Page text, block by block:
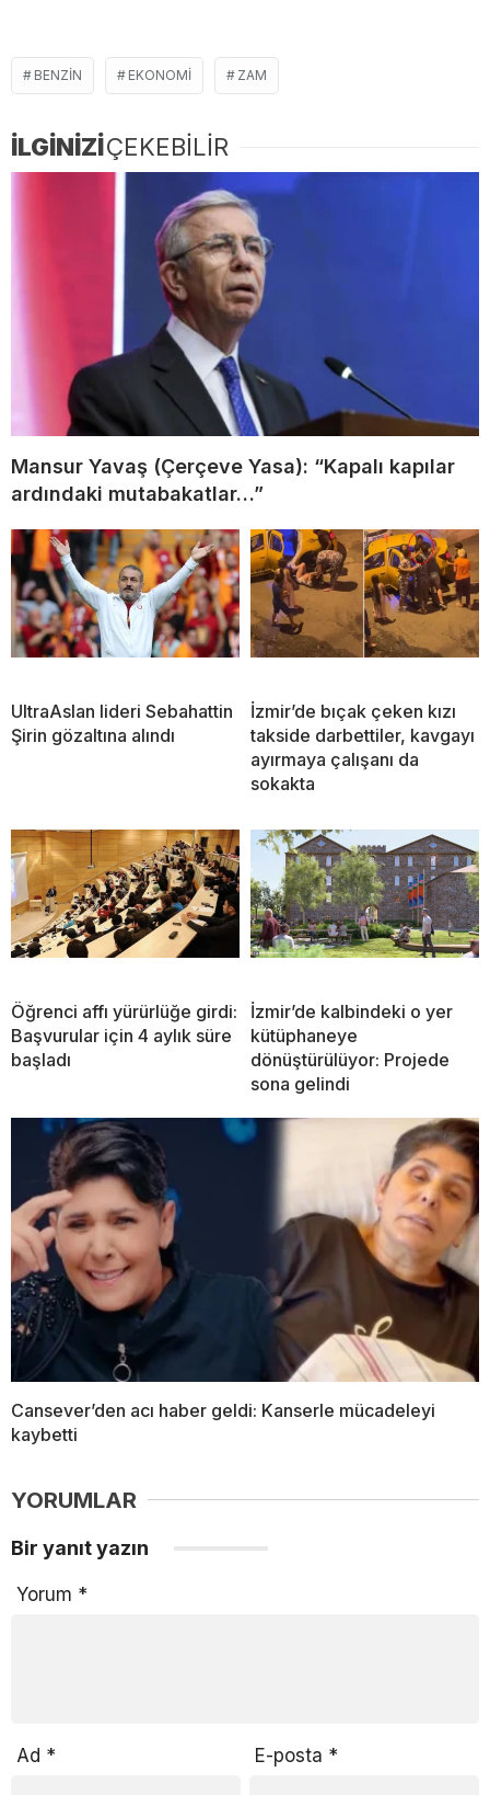
BENZIN EKONOMI ZAM
İLGİNİZİÇEKEBİLİR
Mansur Yavaş (Çerçeve Yasa): “Kapalı kapılar
ardındaki mutabakatlar…”
UltraAslan lideri Sebahattin
Şirin gözaltına alındı
İzmir’de bıçak çeken kızı
takside darbettiler, kavgayı
ayırmaya çalışanı da
sokakta
Öğrenci affı yürürlüğe girdi:
Başvurular için 4 aylık süre
başladı
İzmir’de kalbindeki o yer
kütüphaneye
dönüştürülüyor: Projede
sona gelindi
Cansever’den acı haber geldi: Kanserle mücadeleyi
kaybetti
YORUMLAR
Bir yanıt yazın
Yorum *
Ad * E-posta *